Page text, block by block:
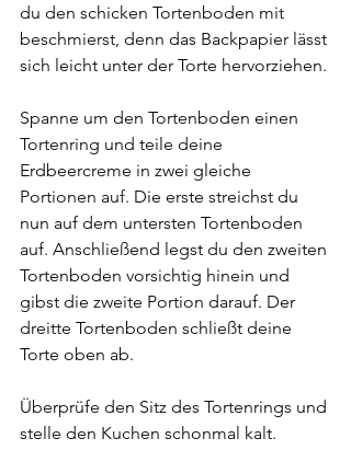
du den schicken Tortenboden mit
beschmierst, denn das Backpapier lässt
sich leicht unter der Torte hervorziehen.
Spanne um den Tortenboden einen
Tortenring und teile deine
Erdbeercreme in zwei gleiche
Portionen auf. Die erste streichst du
nun auf dem untersten Tortenboden
auf. Anschließend legst du den zweiten
Tortenboden vorsichtig hinein und
gibst die zweite Portion darauf. Der
dreitte Tortenboden schließt deine
Torte oben ab.
Überprüfe den Sitz des Tortenrings und
stelle den Kuchen schonmal kalt.